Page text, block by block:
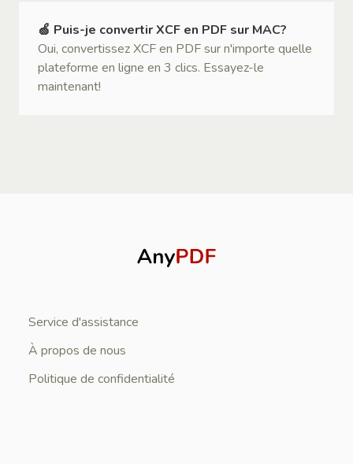
🍏 Puis-je convertir XCF en PDF sur MAC?
Oui, convertissez XCF en PDF sur n'importe quelle
plateforme en ligne en 3 clics. Essayez-le
maintenant!
Service d'assistance
À propos de nous
Politique de confidentialité